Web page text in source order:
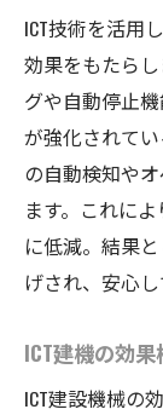
ICT技術を活用
効果をもたら
グや自動停止
が強化されて
の自動検知や
ます。これに
に低減。結果
げされ、安心
ICT建機の効
ICT建設機械の